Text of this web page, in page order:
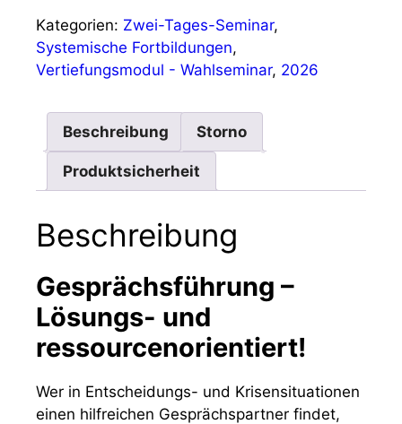
Entscheidungsfindung
Menge
Kategorien: Zwei-Tages-Seminar,
Systemische Fortbildungen,
Vertiefungsmodul - Wahlseminar, 2026
Beschreibung Storno
Produktsicherheit
Beschreibung
Gesprächsführung –
Lösungs- und
ressourcenorientiert!
Wer in Entscheidungs- und Krisensituationen
einen hilfreichen Gesprächspartner findet,